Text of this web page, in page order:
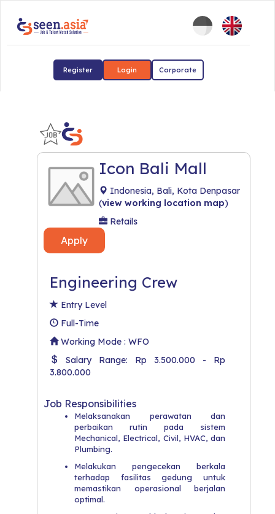
Register Login Corporate
Icon Bali Mall
Indonesia, Bali, Kota Denpasar
(view working location map)
Retails
Apply
Engineering Crew
Entry Level
Full-Time
Working Mode : WFO
Salary Range: Rp 3.500.000 - Rp
3.800.000
Job Responsibilities
Melaksanakan perawatan dan
perbaikan rutin pada sistem
Mechanical, Electrical, Civil, HVAC, dan
Plumbing.
Melakukan pengecekan berkala
terhadap fasilitas gedung untuk
memastikan operasional berjalan
optimal.